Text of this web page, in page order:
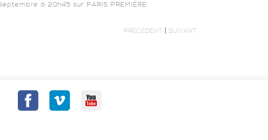
à 20h45 sur PARIS PREMIÈRE.
PRÉCÉDENT | SUIVANT